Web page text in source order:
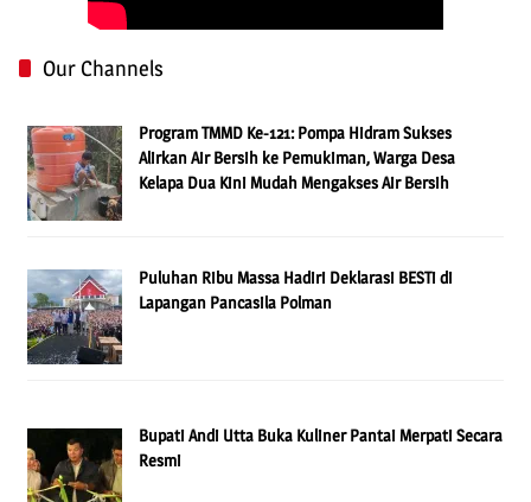
Our Channels
Program TMMD Ke-121: Pompa Hidram Sukses
Alirkan Air Bersih ke Pemukiman, Warga Desa
Kelapa Dua Kini Mudah Mengakses Air Bersih
Puluhan Ribu Massa Hadiri Deklarasi BESTi di
Lapangan Pancasila Polman
Bupati Andi Utta Buka Kuliner Pantai Merpati Secara
Resmi